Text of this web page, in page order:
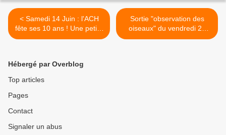
< Samedi 14 Juin : l'ACH
fête ses 10 ans ! Une petite
idée du programme de la
Sortie "observation des
oiseaux" du vendredi 21
mars 2025 >
Hébergé par Overblog
Top articles
Pages
Contact
Signaler un abus